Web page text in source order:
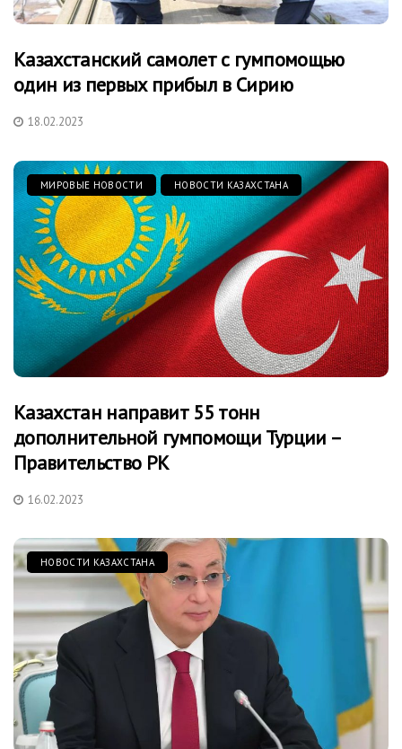
Казахстанский самолет с гумпомощью
один из первых прибыл в Сирию
18.02.2023
МИРОВЫЕ НОВОСТИ НОВОСТИ КАЗАХСТАНА
Казахстан направит 55 тонн
дополнительной гумпомощи Турции –
Правительство РК
16.02.2023
НОВОСТИ КАЗАХСТАНА